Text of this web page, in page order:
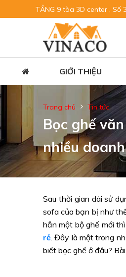
TẦNG 9 tòa 3D center , Số
GIỚI THIỆU
Trang chủ Tin tức
Bọc ghế
nhiều
Sau thời gian dài sử
sofa của bạn bị như
hẳn một bộ ghế mới
rẻ. Đây là một trong
biết bọc ghế ở đâu?